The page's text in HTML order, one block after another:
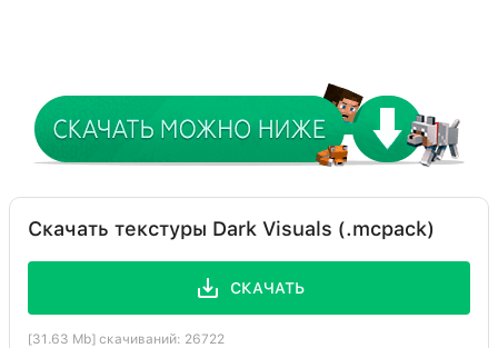
Скачать текстуры Dark Visuals (.mcpack)
СКАЧАТЬ
[31.63 Mb] скачиваний: 26722